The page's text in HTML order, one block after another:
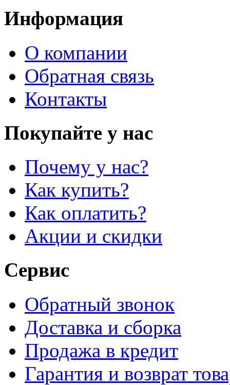
Информация
О компании
Обратная связь
Контакты
Покупайте у нас
Почему у нас?
Как купить?
Как оплатить?
Акции и скидки
Сервис
Обратный звонок
Доставка и сборка
Продажа в кредит
Гарантия и возврат